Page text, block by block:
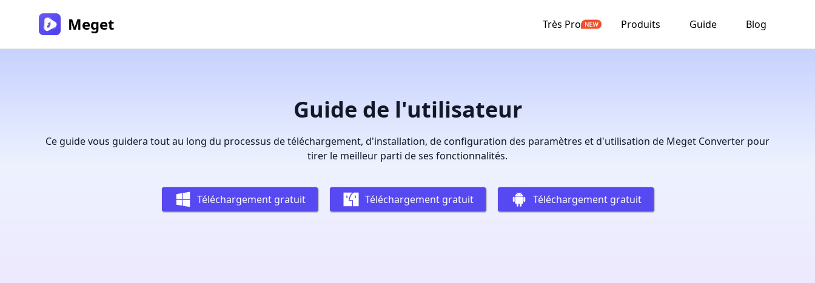
Meget Très Pro Produits Guide Blog
Guide de l'utilisateur
Ce guide vous guidera tout au long du processus de téléchargement, d'installation, de configuration des paramètres et d'utilisation de Meget Converter pour
tirer le meilleur parti de ses fonctionnalités.
Téléchargement gratuit Téléchargement gratuit Téléchargement gratuit